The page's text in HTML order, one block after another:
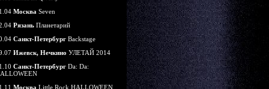
Москва Seven
Рязань Планетарий
Санкт-Петербург Backstage
Ижевск, Нечкино УЛЕТАЙ 2014
Санкт-Петербург Da: Da:
Москва Little Rock HALLOWEEN